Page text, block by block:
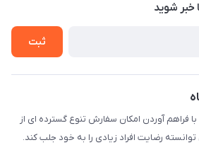
خبر شوید
ثبت
فراهم آوردن امکان سفارش تنوع گسترده ای از
رضایت افراد زیادی را به خود جلب کند.